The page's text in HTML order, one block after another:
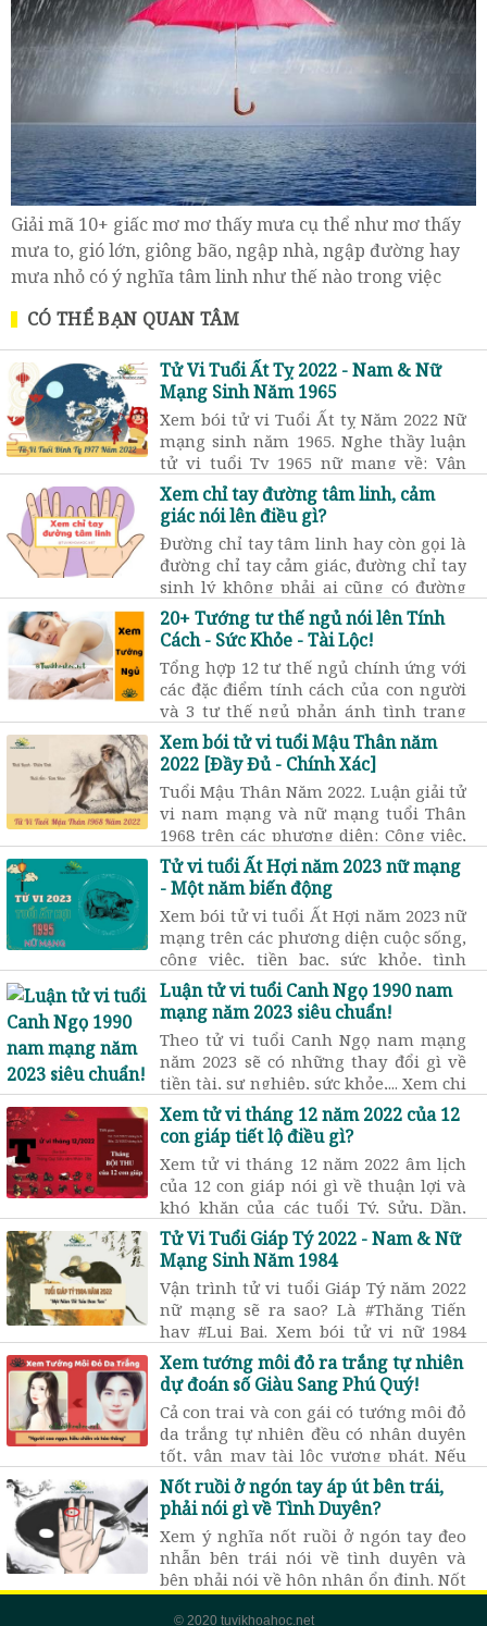
Giải mã 10+ giấc mơ mơ thấy mưa cụ thể như mơ thấy
mưa to, gió lớn, giông bão, ngập nhà, ngập đường hay
mưa nhỏ có ý nghĩa tâm linh như thế nào trong việc
đoán điềm lành dữ.
CÓ THỂ BẠN QUAN TÂM
Tử Vi Tuổi Ất Tỵ 2022 - Nam & Nữ
Mạng Sinh Năm 1965
Xem bói tử vi Tuổi Ất tỵ Năm 2022 Nữ
mạng sinh năm 1965. Nghe thầy luận
tử vi tuổi Tỵ 1965 nữ mạng về: Vận
hạn, sao chiếu mệnh, sức khỏe...
Xem chỉ tay đường tâm linh, cảm
giác nói lên điều gì?
Đường chỉ tay tâm linh hay còn gọi là
đường chỉ tay cảm giác, đường chỉ tay
sinh lý không phải ai cũng có đường
chỉ tay này. Nó thuộc nhóm các đường
chỉ tay hỗ trợ có ảnh hưởng và chi
phối rất lớn đến đời sống của người sở
hữu.
20+ Tướng tư thế ngủ nói lên Tính
Cách - Sức Khỏe - Tài Lộc!
Tổng hợp 12 tư thế ngủ chính ứng với
các đặc điểm tính cách của con người
và 3 tư thế ngủ phản ánh tình trạng
sức khỏe của một người.
Xem bói tử vi tuổi Mậu Thân năm
2022 [Đầy Đủ - Chính Xác]
Tuổi Mậu Thân Năm 2022. Luận giải tử
vi nam mạng và nữ mạng tuổi Thân
1968 trên các phương diện: Công việc,
sức khỏe, tình cảm, vận hạn trong
năm mới 2022.
Tử vi tuổi Ất Hợi năm 2023 nữ mạng
- Một năm biến động
Xem bói tử vi tuổi Ất Hợi năm 2023 nữ
mạng trên các phương diện cuộc sống,
công việc, tiền bạc, sức khỏe, tình
duyên trong năm Quý Mão thông qua
sao chiếu mệnh, sao hạn, vận niên và
lá số tử vi,...
Luận tử vi tuổi Canh Ngọ 1990 nam
mạng năm 2023 siêu chuẩn!
Theo tử vi tuổi Canh Ngọ nam mạng
năm 2023 sẽ có những thay đổi gì về
tiền tài, sự nghiệp, sức khỏe,... Xem chi
tiết phần luận giải tử vi 2023 Canh
Ngọ nam mạng chi tiết 12 tháng
Xem tử vi tháng 12 năm 2022 của 12
con giáp tiết lộ điều gì?
Xem tử vi tháng 12 năm 2022 âm lịch
của 12 con giáp nói gì về thuận lợi và
khó khăn của các tuổi Tý, Sửu, Dần,
Mão, Thìn, Tỵ, Ngọ, Mùi, Thân… trong
tháng cuối cùng của năm 2022
Tử Vi Tuổi Giáp Tý 2022 - Nam & Nữ
Mạng Sinh Năm 1984
Vận trình tử vi tuổi Giáp Tý năm 2022
nữ mạng sẽ ra sao? Là #Thăng Tiến
hay #Lụi Bại. Xem bói tử vi nữ 1984
năm 2022 để biết chính xác nhất.
Xem tướng môi đỏ ra trắng tự nhiên
dự đoán số Giàu Sang Phú Quý!
Cả con trai và con gái có tướng môi đỏ
da trắng tự nhiên đều có nhân duyên
tốt, vận may tài lộc vượng phát. Nếu
thân hình cao gầy, da trắng và môi đỏ
là tướng vượng phu ích tử
Nốt ruồi ở ngón tay áp út bên trái,
phải nói gì về Tình Duyên?
Xem ý nghĩa nốt ruồi ở ngón tay đeo
nhẫn bên trái nói về tình duyên và
bên phải nói về hôn nhân ổn định. Nốt
ruồi son ở ngón tay út là điềm báo
© 2020 tuvikhoahoc.net